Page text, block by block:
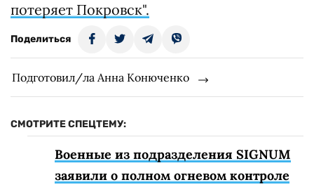
потеряет Покровск".
Поделиться
Подготовил/ла Анна Конюченко
СМОТРИТЕ СПЕЦТЕМУ:
Военные из подразделения SIGNUM
заявили о полном огневом контроле